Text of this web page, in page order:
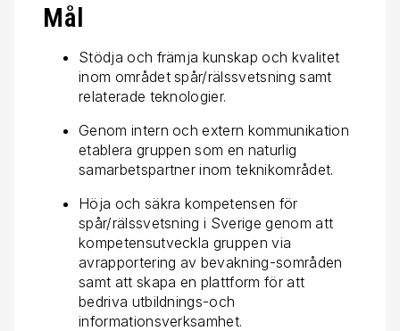
Mål
Stödja och främja kunskap och kvalitet
inom området spår/rälssvetsning samt
relaterade teknologier.
Genom intern och extern kommunikation
etablera gruppen som en naturlig
samarbetspartner inom teknikområdet.
Höja och säkra kompetensen för
spår/rälssvetsning i Sverige genom att
kompetensutveckla gruppen via
avrapportering av bevakning-sområden
samt att skapa en plattform för att
bedriva utbildnings-och
informationsverksamhet.